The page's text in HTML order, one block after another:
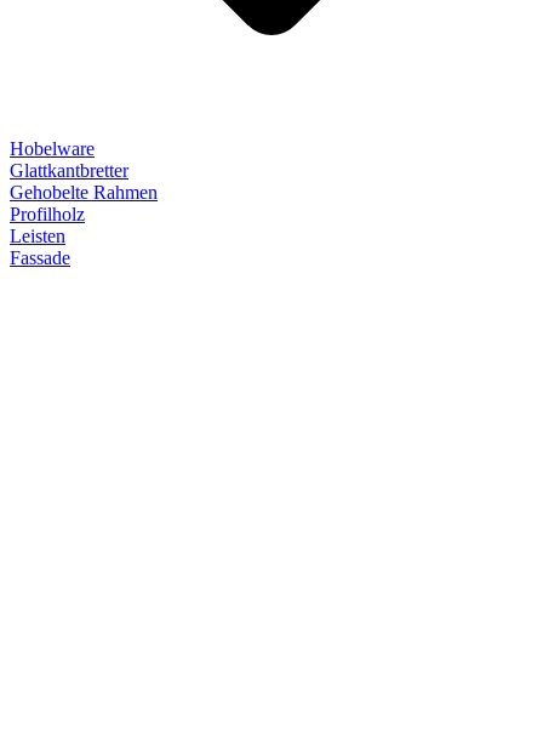
Hobelware
Glattkantbretter
Gehobelte Rahmen
Profilholz
Leisten
Fassade